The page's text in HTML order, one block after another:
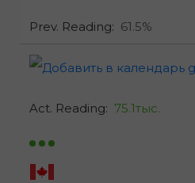
Prev. Reading: 61.5%
Act. Reading: 75.1тыс.